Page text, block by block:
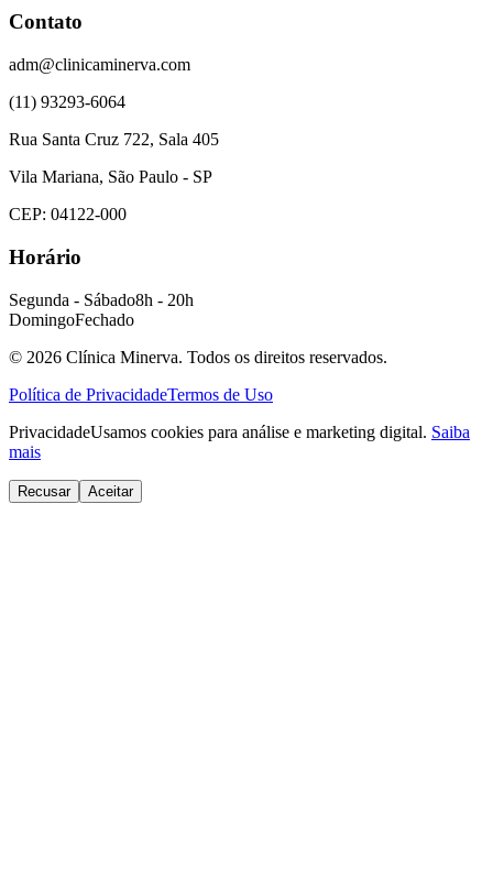
Contato
adm@clinicaminerva.com
(11) 93293-6064
Rua Santa Cruz 722, Sala 405
Vila Mariana, São Paulo - SP
CEP: 04122-000
Horário
Segunda - Sábado8h - 20h
DomingoFechado
© 2026 Clínica Minerva. Todos os direitos reservados.
Política de PrivacidadeTermos de Uso
PrivacidadeUsamos cookies para análise e marketing digital. Saiba
mais
Recusar Aceitar